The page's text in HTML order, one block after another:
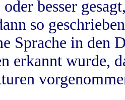
besser
so
Sprache in
erkannt wurde,